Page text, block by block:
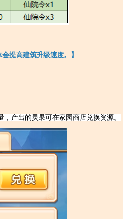
提高建筑升级速度。】
产出的灵果可在家园商店兑换资源。